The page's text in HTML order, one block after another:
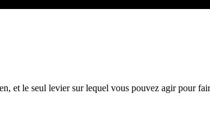
et le seul levier sur lequel vous pouvez agir pour